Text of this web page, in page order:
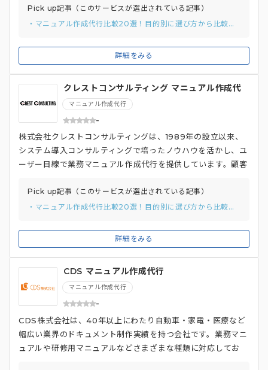
詳細をみる
画撮影までを代行しています。 業務プロセスや作業手順の可
視化・標準化などを支援するコンサルティングサービスも提供
ニュアリスト養成講座」では、マニュアル活用を社内推進する
ために必要なスキルを育成します。顧客の状況や課題に合わせ
て柔軟にサービスをアレンジする、オーダーメイド型のサービ
スを提供している点も魅力です。
Pick up記事（このサービスが選出されている記事）
・マニュアル作成代行比較20選！目的別に選び方から比較ポイントまでご紹介。
クレストコンサルティング マニュアル作成代
行
マニュアル作成代行
-
詳細をみる
株式会社クレストコンサルティングは、1989年の設立以来、
システム導入コンサルティングで培ったノウハウを活かし、ユ
ーザー目線で業務マニュアル作成代行を提供しています。顧客
成、納品までを一貫して行います。 コンプライアンスマニュ
アル・災害対策マニュアルといった全社共通マニュアルから、
産といった業界別マニュアルまで、幅広く対応。100ページ相
当であれば2か月程度で新規作成可能です。マニュアル作成だ
けでなく、マニュアル整備のためのコンサルティングにも対応
しています。
Pick up記事（このサービスが選出されている記事）
・マニュアル作成代行比較20選！目的別に選び方から比較ポイントまでご紹介。
CDS マニュアル作成代行
マニュアル作成代行
-
CDS株式会社は、40年以上にわたり自動車・家電・医療など
幅広い業界のドキュメント制作実績を持つ会社です。業務マニ
ュアルや研修用マニュアルなどさまざまな種類に対応してお